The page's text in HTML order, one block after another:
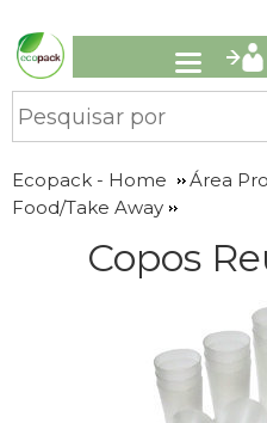
Ecopack - Home Área
Food/Take Away
Copos